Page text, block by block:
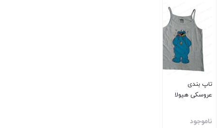
تاپ بندی
عروسکی هیولا
ناموجود